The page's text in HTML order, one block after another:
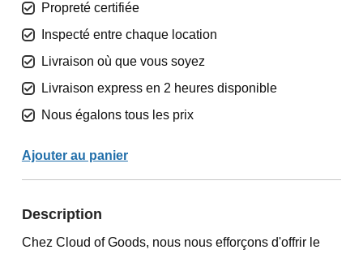
Propreté certifiée
Inspecté entre chaque location
Livraison où que vous soyez
Livraison express en 2 heures disponible
Nous égalons tous les prix
Ajouter au panier
Description
Chez Cloud of Goods, nous nous efforçons d'offrir le